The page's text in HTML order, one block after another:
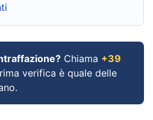
Chiama +39
verifica è quale delle